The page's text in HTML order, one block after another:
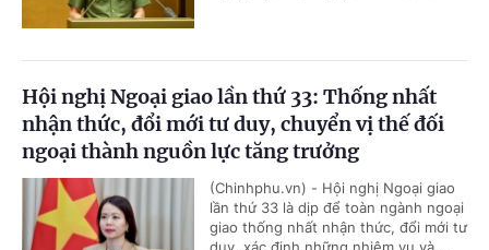
Hội nghị Ngoại giao lần thứ 33: Thống nhất
nhận thức, đổi mới tư duy, chuyển vị thế đối
ngoại thành nguồn lực tăng trưởng
(Chinhphu.vn) - Hội nghị Ngoại giao
lần thứ 33 là dịp để toàn ngành ngoại
giao thống nhất nhận thức, đổi mới tư